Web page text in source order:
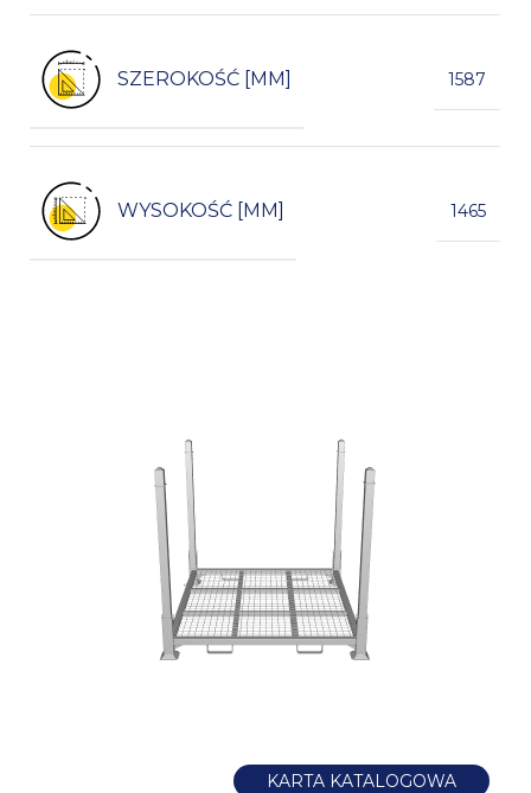
SZEROKOŚĆ [MM] 1587
WYSOKOŚĆ [MM] 1465
KARTA KATALOGOWA